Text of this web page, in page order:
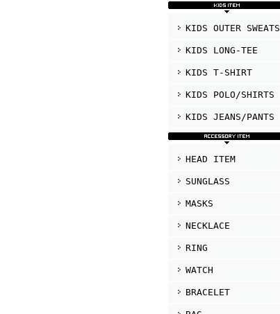
KIDS OUTER SWEATS
KIDS LONG-TEE
KIDS T-SHIRT
KIDS POLO/SHIRTS
KIDS JEANS/PANTS
HEAD ITEM
SUNGLASS
MASKS
NECKLACE
RING
WATCH
BRACELET